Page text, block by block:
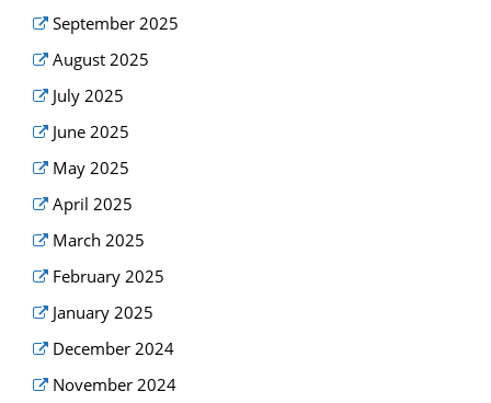
September 2025
August 2025
July 2025
June 2025
May 2025
April 2025
March 2025
February 2025
January 2025
December 2024
November 2024